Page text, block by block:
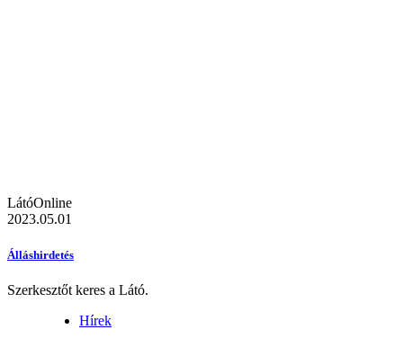
LátóOnline
2023.05.01
Álláshirdetés
Szerkesztőt keres a Látó.
Hírek